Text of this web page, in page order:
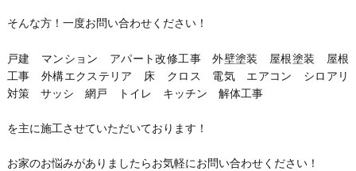
そんな方！一度お問い合わせください！
戸建 マンション アパート改修工事 外壁塗装 屋根塗装 屋根
工事 外構エクステリア 床 クロス 電気 エアコン シロアリ
対策 サッシ 網戸 トイレ キッチン 解体工事
を主に施工させていただいております！
お家のお悩みがありましたらお気軽にお問い合わせください！